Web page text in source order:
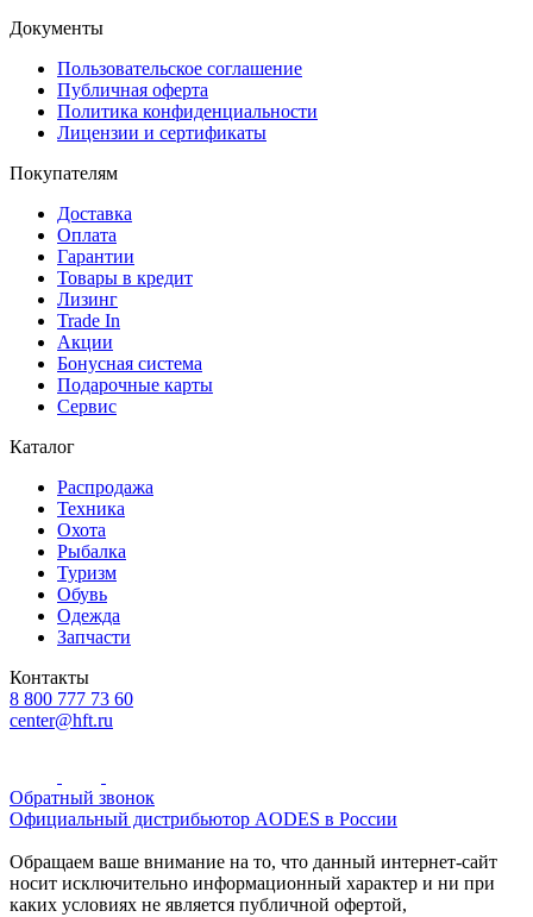
Документы
Пользовательское соглашение
Публичная оферта
Политика конфиденциальности
Лицензии и сертификаты
Покупателям
Доставка
Оплата
Гарантии
Товары в кредит
Лизинг
Trade In
Акции
Бонусная система
Подарочные карты
Сервис
Каталог
Распродажа
Техника
Охота
Рыбалка
Туризм
Обувь
Одежда
Запчасти
Контакты
8 800 777 73 60
center@hft.ru
Обратный звонок
Официальный дистрибьютор AODES в России
Обращаем ваше внимание на то, что данный интернет-сайт
носит исключительно информационный характер и ни при
каких условиях не является публичной офертой,